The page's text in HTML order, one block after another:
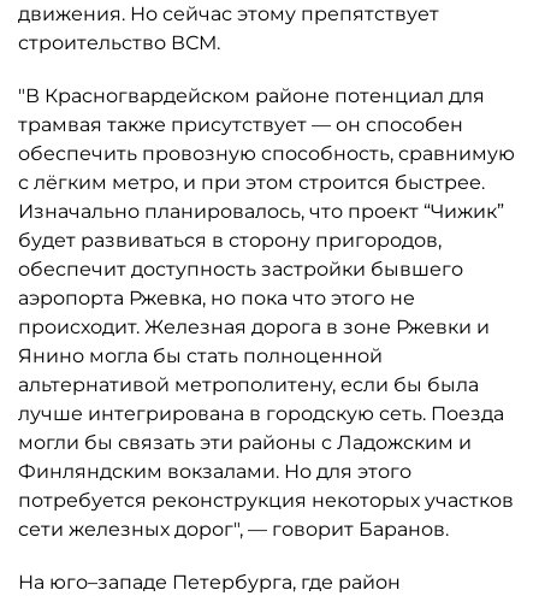
движения. Но сейчас этому препятствует
строительство ВСМ.
"В Красногвардейском районе потенциал для
трамвая также присутствует — он способен
обеспечить провозную способность, сравнимую
с лёгким метро, и при этом строится быстрее.
Изначально планировалось, что проект “Чижик”
будет развиваться в сторону пригородов,
обеспечит доступность застройки бывшего
аэропорта Ржевка, но пока что этого не
происходит. Железная дорога в зоне Ржевки и
Янино могла бы стать полноценной
альтернативой метрополитену, если бы была
лучше интегрирована в городскую сеть. Поезда
могли бы связать эти районы с Ладожским и
Финляндским вокзалами. Но для этого
потребуется реконструкция некоторых участков
сети железных дорог", — говорит Баранов.
На юго–западе Петербурга, где район